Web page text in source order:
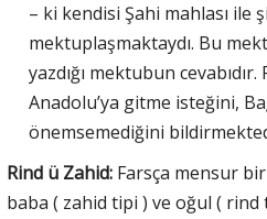
– ki kendisi Şahi mahlası ile
mektuplaşmaktaydı. Bu
yazdığı mektubun
Anadolu’ya gitme isteğini,
önemsemediğini
Rind ü Zahid: Farsça mensur
baba ( zahid tipi ) ve oğul ( rind